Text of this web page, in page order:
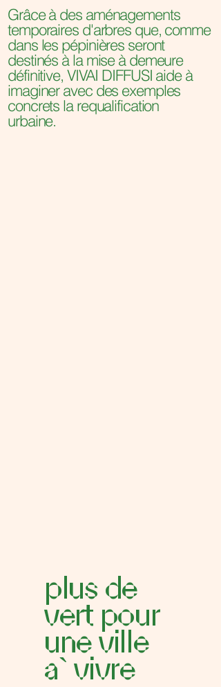
Grâce à des aménagements
temporaires d'arbres que, comme
dans les pépinières seront
destinés à la mise à demeure
définitive, VIVAI DIFFUSI aide à
imaginer avec des exemples
concrets la requalification
urbaine.
plus de
vert pour
une ville
​a` vivre